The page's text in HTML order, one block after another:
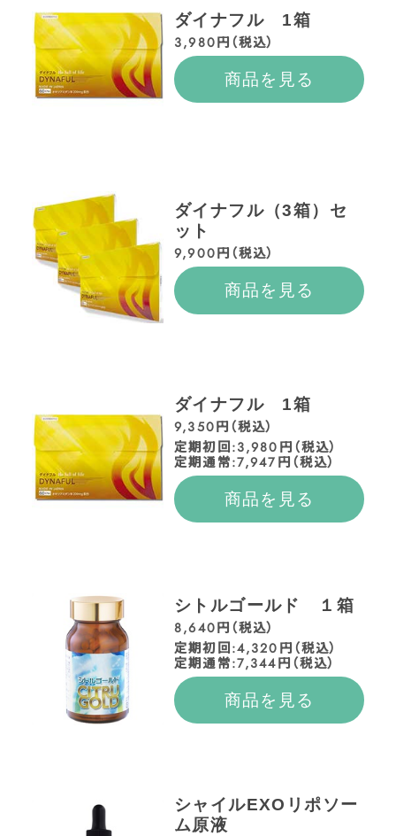
ダイナフル 1箱
3,980円（税込）
商品を見る
ダイナフル（3箱）セ
ット
9,900円（税込）
商品を見る
ダイナフル 1箱
9,350円（税込）
定期初回:3,980円（税込）
定期通常:7,947円（税込）
商品を見る
シトルゴールド １箱
8,640円（税込）
定期初回:4,320円（税込）
定期通常:7,344円（税込）
商品を見る
シャイルEXOリポソー
ム原液